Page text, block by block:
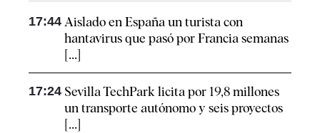
17:44 Aislado en España un turista con
hantavirus que pasó por Francia semanas
[...]
17:24 Sevilla TechPark licita por 19,8 millones
un transporte autónomo y seis proyectos
[...]